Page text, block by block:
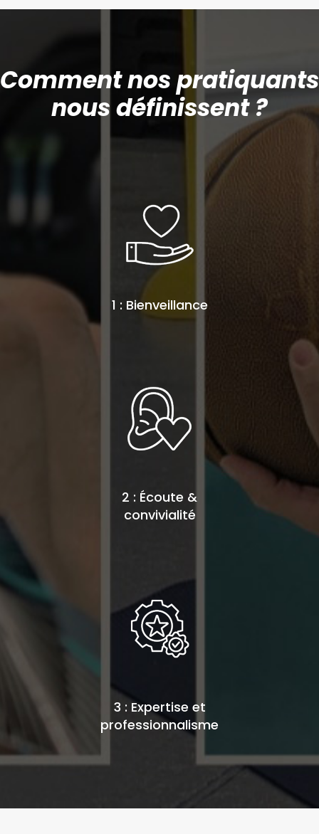
Comment nos pratiquants
nous définissent ?
2 : Écoute &
convivialité
1 : Bienveillance
3 : Expertise et
professionnalisme